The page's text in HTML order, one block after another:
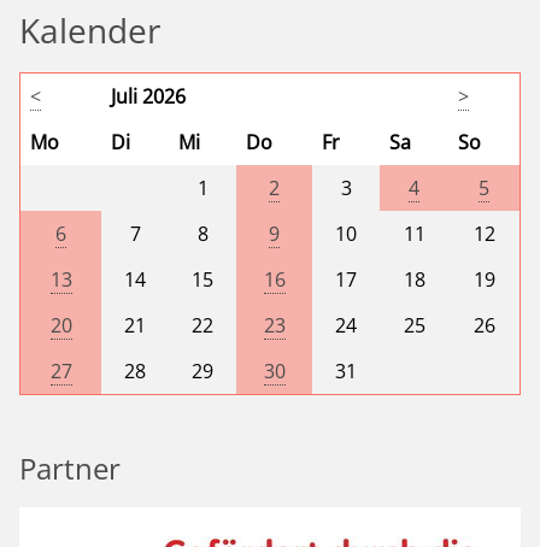
Kalender
< Juli 2026
>
Mo
Di Mi Do Fr Sa
So
1
2 3 4
5
6
7 8 9 10 11
12
13
14 15 16 17 18
19
20
21 22 23 24 25
26
27
28 29 30 31
Partner